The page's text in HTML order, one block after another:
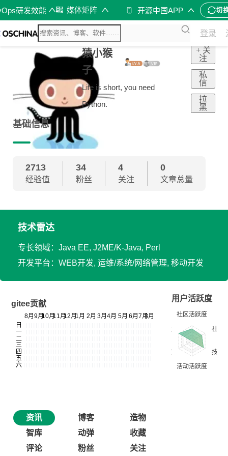
研发效能 媒体矩阵 开源中国APP 切
登录
猿小猴
子
Life is short, you need
Python.
+ 关
注
私
信
拉
黑
基础信息
2713
经验值
34
粉丝
4
关注
0
文章总量
技术雷达
专长领域：Java EE, J2ME/K-Java, Perl
开发平台：WEB开发, 运维/系统/网络管理, 移动开发
gitee贡献
用户活跃度
资讯 博客
造物
智库
动弹
收藏
评论
粉丝 关注